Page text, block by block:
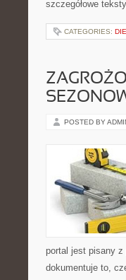
szczegółowe
CATEGORIES:
POSTED BY
portal jest pisany
dokumentuje to,